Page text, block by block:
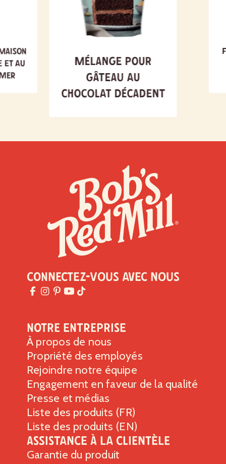
Mélange pour
gâteau au
chocolat décadent
et au
Notre entreprise
À propos de nous
Propriété des employés
Rejoindre notre équipe
Engagement en faveur de la qualité
Presse et médias
Liste des produits (FR)
Liste des produits (EN)
Assistance à la clientèle
Garantie du produit
Connectez-vous avec nous